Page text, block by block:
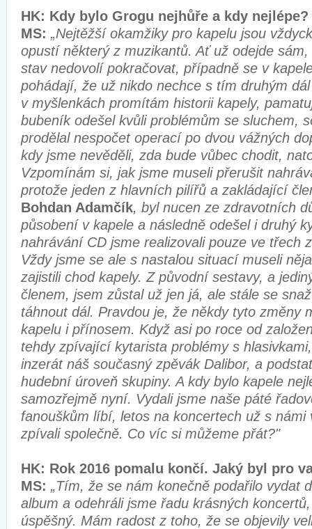
HK: Kdy bylo Grogu nejhůře a kdy
MS: „Nejtěžší okamžiky pro kapelu jsou
opustí některý z muzikantů. Ať už odejde
stav nedovolí pokračovat, případně se v
pohádají, že už nikdo nechce s tím druhým
v myšlenkách promítám historii kapely,
bubeník odešel kvůli problémům se sluchem,
prodělal nespočet operací po dvou vážných
kdy jsme nevěděli, zda bude vůbec chodit,
Vzpomínám si, jak jsme museli přerušit
protože jeden z hlavních pilířů a zakládající
Bohdan Adamčík, byl nucen ze zdravotních
působení v kapele a následně odešel i druhý
nahrávání CD jsme realizovali pouze ve třech
Vždy jsme se ale s nastalou situací museli
zajistili chod kapely. Z původní sestavy, a
členem, jsem zůstal už jen já, ale stále se
táhnout dál. Pravdou je, že někdy tyto změny
kapelu i přínosem. Když asi po roce od
tehdy zpívající kytarista problémy s
inzerát náš současný zpěvák Dalibor, a
hudební úroveň skupiny. A kdy bylo kapele
samozřejmě nyní. Vydali jsme naše páté
fanouškům líbí, letos na koncertech už s námi
zpívali společně. Co víc si můžeme přát?"
HK: Rok 2016 pomalu končí. Jaký byl pro
MS: „Tím, že se nám konečně podařilo vydat
album a odehráli jsme řadu krásných
úspěšný. Mám radost z toho, že se objevily